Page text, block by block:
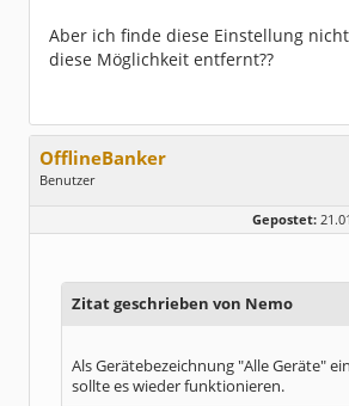
Aber ich finde diese Einstellung
diese Möglichkeit entfernt??
OfflineBanker
Benutzer
Dabei seit:
04 / 2012
Gepostet:
Zitat geschrieben von Nemo
Als Gerätebezeichnung "Alle Geräte"
sollte es wieder funktionieren.